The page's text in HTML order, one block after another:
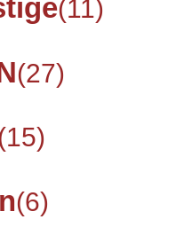
(11)
(27)
(6)